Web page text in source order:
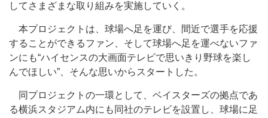
してさまざまな取り組みを実施していく。
本プロジェクトは、球場へ足を運び、間近で選手を応援
することができるファン、そして球場へ足を運べないファ
ンにも“ハイセンスの大画面テレビで思いきり野球を楽し
んでほしい”、そんな思いからスタートした。
同プロジェクトの一環として、ベイスターズの拠点であ
る横浜スタジアム内にも同社のテレビを設置し、球場に足